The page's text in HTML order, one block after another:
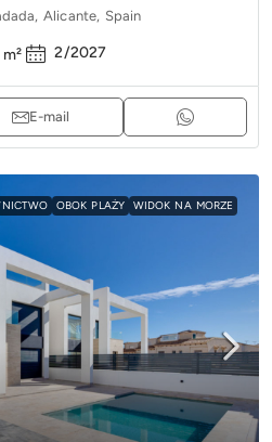
Alicante, Spain
m² 2/2027
E-mail
OBOK PLAŻY WIDOK NA MORZE